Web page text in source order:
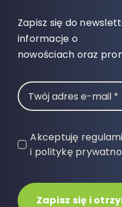
Zapisz się do
informacje o
nowościach oraz
Akceptuję
i politykę
Zapisz się i